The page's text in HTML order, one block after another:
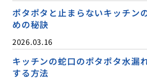
ポタポタと止まらないキッチン
めの秘訣
2026.03.16
キッチンの蛇口のポタポタ水漏
する方法